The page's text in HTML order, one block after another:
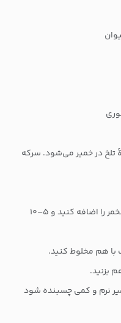
تلخ در خمیر می‌شود. سرکه
½ لیوان آب ولرم را داخل کاسه بریزید، مخمر را اضافه کنید و ۵–۱۰
با هم مخلوط کنید.
بزنید.
نرم و کمی چسبنده شود